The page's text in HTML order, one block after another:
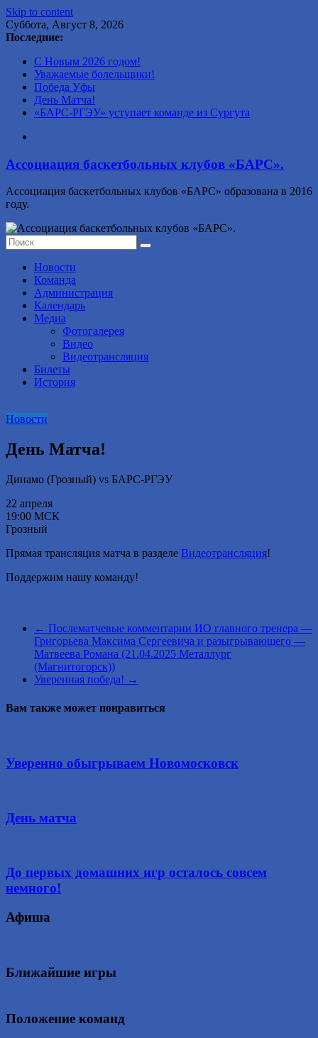
Skip to content
Суббота, Август 8, 2026
Последние:
С Новым 2026 годом!
Уважаемые болельщики!
Победа Уфы
День Матча!
«БАРС-РГЭУ» уступает команде из Сургута
Ассоциация баскетбольных клубов «БАРС».
Ассоциация баскетбольных клубов «БАРС» образована в 2016
году.
Новости
Команда
Администрация
Календарь
Медиа
Фотогалерея
Видео
Видеотрансляция
Билеты
История
Новости
День Матча!
Динамо (Грозный) vs БАРС-РГЭУ
22 апреля
19:00 МСК
Грозный
Прямая трансляция матча в разделе Видеотрансляция!
Поддержим нашу команду!
← Послематчевые комментарии ИО главного тренера —
Григорьева Максима Сергеевича и разыгрывающего —
Матвеева Романа (21.04.2025 Металлург
(Магнитогорск))
Уверенная победа! →
Вам также может понравиться
Уверенно обыгрываем Новомосковск
День матча
До первых домашних игр осталось совсем
немного!
Афиша
Ближайшие игры
Положение команд